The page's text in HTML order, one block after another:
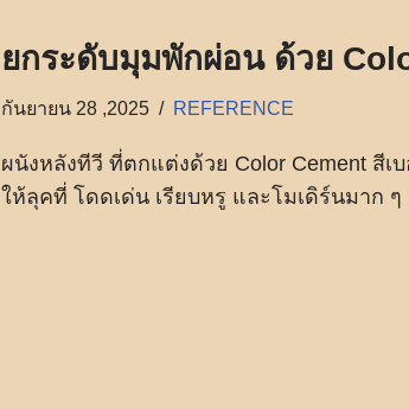
ยกระดับมุมพักผ่อน ด้วย
กันยายน 28 ,2025 REFERENCE
ผนังหลังทีวี ที่ตกแต่งด้วย Color Cement สีเ
ให้ลุคที่ โดดเด่น เรียบหรู และโมเดิร์นมาก ๆ